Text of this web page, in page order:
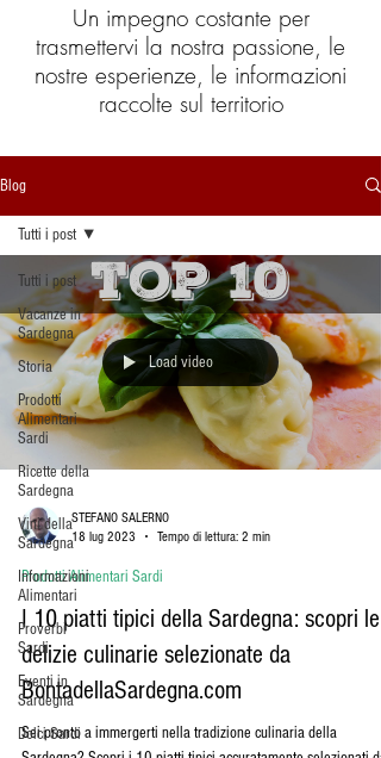
Un impegno costante per
trasmettervi la nostra passione, le
nostre esperienze, le informazioni
raccolte sul territorio
Blog
Tutti i post
Vacanze in
Sardegna
Storia
Prodotti
Alimentari
Sardi
Ricette della
Sardegna
Vini della
Sardegna
Informazioni
Alimentari
Proverbi
Sardi
Eventi in
Sardegna
Dolci Sardi
Tutti i post
Load video
STEFANO SALERNO
18 lug 2023
Tempo di lettura: 2 min
Prodotti Alimentari Sardi
I 10 piatti tipici della Sardegna: scopri le
delizie culinarie selezionate da
BontadellaSardegna.com
Sei pronto a immergerti nella tradizione culinaria della